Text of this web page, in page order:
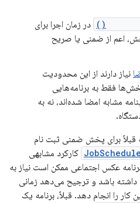
در زمان اجرا برای
اعم از ضمنی یا صریح
نیاز دارند از این محدودیت
فقط به برنامه‌هایی
مشابه امضا شده‌اند، نه به
قبلاً برای پخش ضمنی ثبت نام
کارکرد مشابهی
عکس اجتماعی ممکن است نیاز به
داشته باشد و ترجیح می‌دهد زمانی
را انجام دهد. قبلاً، برنامه یک